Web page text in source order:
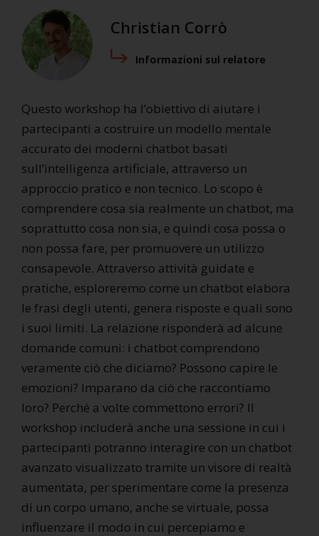
Christian Corrò
Informazioni sul relatore
Questo workshop ha l’obiettivo di aiutare i
partecipanti a costruire un modello mentale
accurato dei moderni chatbot basati
sull’intelligenza artificiale, attraverso un
approccio pratico e non tecnico. Lo scopo è
comprendere cosa sia realmente un chatbot, ma
soprattutto cosa non sia, e quindi cosa possa o
non possa fare, per promuovere un utilizzo
consapevole. Attraverso attività guidate e
pratiche, esploreremo come un chatbot elabora
le frasi degli utenti, genera risposte e quali sono
i suoi limiti. La relazione risponderà ad alcune
domande comuni: i chatbot comprendono
veramente ciò che diciamo? Possono capire le
emozioni? Imparano da ciò che raccontiamo
loro? Perché a volte commettono errori? Il
workshop includerà anche una sessione in cui i
partecipanti potranno interagire con un chatbot
avanzato visualizzato tramite un visore di realtà
aumentata, per sperimentare come la presenza
di un corpo umano, anche se virtuale, possa
influenzare il modo in cui percepiamo e